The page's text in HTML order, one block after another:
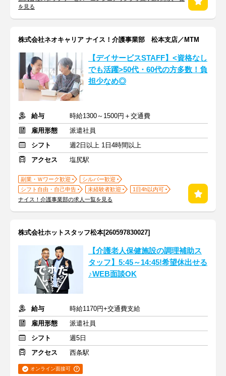
を見る
株式会社ネオキャリア ナイス！介護事業部 松本支店／MTM
【デイサービスSTAFF】<資格なし
でも活躍>50代・60代の方多数！負
担少なめ◎
給与
時給1300～1500円＋交通費
雇用形態
派遣社員
シフト
週2日以上 1日4時間以上
アクセス
塩尻駅
副業・Ｗワーク歓迎
シルバー歓迎
シフト自由・自己申告
未経験者歓迎
1日4h以内可
ナイス！介護事業部の求人一覧を見る
株式会社ホットスタッフ松本[260597830027]
【介護老人保健施設の調理補助ス
タッフ】5:45～14:45!希望休出せる
♪WEB面談OK
給与
時給1170円+交通費支給
雇用形態
派遣社員
シフト
週5日
アクセス
西条駅
オンライン面接可